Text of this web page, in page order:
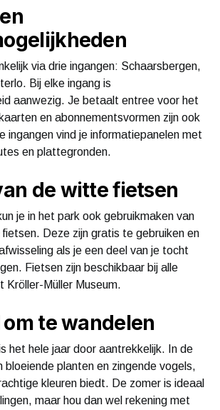
via drie ingangen: Schaarsbergen,
Bij elke ingang is
aanwezig. Je betaalt entree voor het
en abonnementsvormen zijn ook
ingangen vind je informatiepanelen met
en plattegronden.
de witte fietsen
je in het park ook gebruikmaken van
Deze zijn gratis te gebruiken en
als je een deel van je tocht
Fietsen zijn beschikbaar bij alle
Kröller-Müller Museum.
te wandelen
het hele jaar door aantrekkelijk. In de
bloeiende planten en zingende vogels,
kleuren biedt. De zomer is ideaal
maar hou dan wel rekening met